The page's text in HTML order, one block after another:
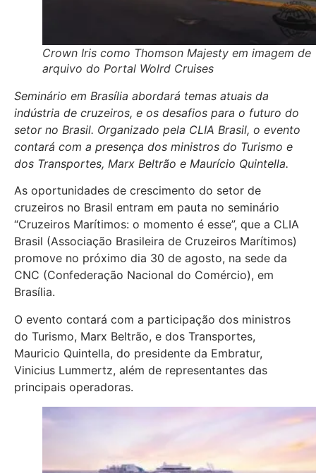
Crown Iris como Thomson Majesty em imagem de
arquivo do Portal Wolrd Cruises
Seminário em Brasília abordará temas atuais da
indústria de cruzeiros, e os desafios para o futuro do
setor no Brasil. Organizado pela CLIA Brasil, o evento
contará com a presença dos ministros do Turismo e
dos Transportes, Marx Beltrão e Maurício Quintella.
As oportunidades de crescimento do setor de
cruzeiros no Brasil entram em pauta no seminário
“Cruzeiros Marítimos: o momento é esse”, que a CLIA
Brasil (Associação Brasileira de Cruzeiros Marítimos)
promove no próximo dia 30 de agosto, na sede da
CNC (Confederação Nacional do Comércio), em
Brasília.
O evento contará com a participação dos ministros
do Turismo, Marx Beltrão, e dos Transportes,
Mauricio Quintella, do presidente da Embratur,
Vinicius Lummertz, além de representantes das
principais operadoras.